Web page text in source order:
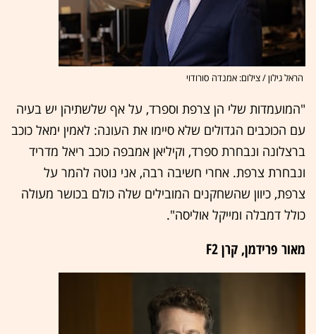
הראל גילון / צילום: אמנדה סורודוי
"המועמדות שלי הן צרפת וספרד, על אף שלשתיהן יש בעיה
עם הכוכבים הגדולים שלא סיימו את העונה: לאמין ימאל כוכב
ברצלונה ונבחרת ספרד, וקיליאן אמבפה כוכב ריאל מדריד
ונבחרת צרפת. אחרי חשיבה רבה, אני נוטה להמר על
צרפת, כיוון שהשחקנים המובילים שלה כולם בכושר מעולה
כולל דמבלה ומייקל אוליסה".
מאור פרידמן, קרן F2